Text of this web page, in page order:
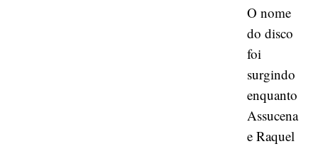
O nome
do disco
foi
surgindo
enquanto
Assucena
e Raquel